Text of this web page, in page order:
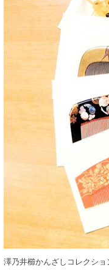
澤乃井櫛かんざしコレクシ